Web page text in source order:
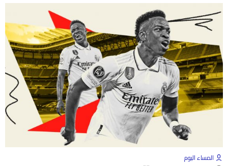
المساء اليوم